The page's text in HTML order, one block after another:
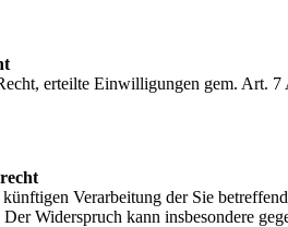
erteilte Einwilligungen gem. Art.
künftigen Verarbeitung der Sie
Widerspruch kann insbesondere